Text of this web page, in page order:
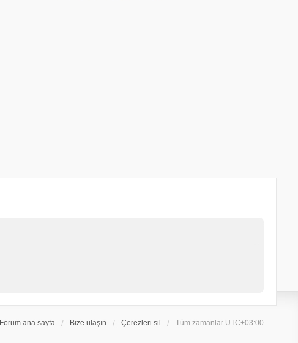
Forum ana sayfa Bize ulaşın Çerezleri sil Tüm zamanlar UTC+03:00